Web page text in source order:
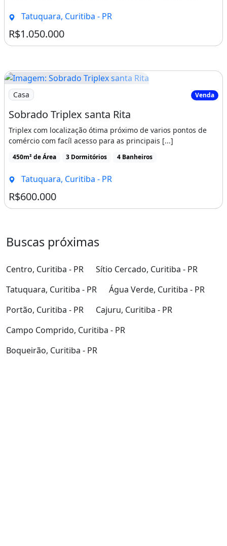
Tatuquara, Curitiba - PR
R$1.050.000
Imagem: Sobrado Triplex santa Rita
Casa Venda
Sobrado Triplex santa Rita
Triplex com localização ótima próximo de varios pontos de
comércio com facíl acesso para as principais [...]
450m² de Área 3 Dormitórios 4 Banheiros
Tatuquara, Curitiba - PR
R$600.000
Buscas próximas
Centro, Curitiba - PR
Sítio Cercado, Curitiba - PR
Tatuquara, Curitiba - PR
Água Verde, Curitiba - PR
Portão, Curitiba - PR
Cajuru, Curitiba - PR
Campo Comprido, Curitiba - PR
Boqueirão, Curitiba - PR